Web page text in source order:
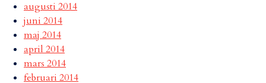
augusti 2014
juni 2014
maj 2014
april 2014
mars 2014
februari 2014